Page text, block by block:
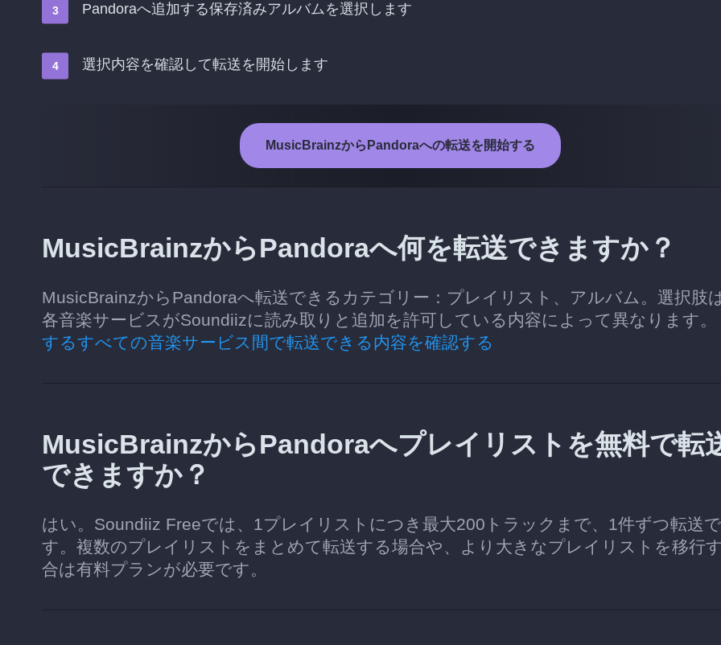
Pandoraへ追加する保存済みアルバムを選択します
選択内容を確認して転送を開始します
MusicBrainzからPandoraへの転送を開始する
MusicBrainzからPandoraへ何を転送できますか？
MusicBrainzからPandoraへ転送できるカテゴリー：プレイリスト、アルバム。選択肢は
各音楽サービスがSoundiizに読み取りと追加を許可している内容によって異なります。
するすべての音楽サービス間で転送できる内容を確認する
MusicBrainzからPandoraへプレイリストを無料で転
できますか？
はい。Soundiiz Freeでは、1プレイリストにつき最大200トラックまで、1件ずつ転送
す。複数のプレイリストをまとめて転送する場合や、より大きなプレイリストを移行
合は有料プランが必要です。